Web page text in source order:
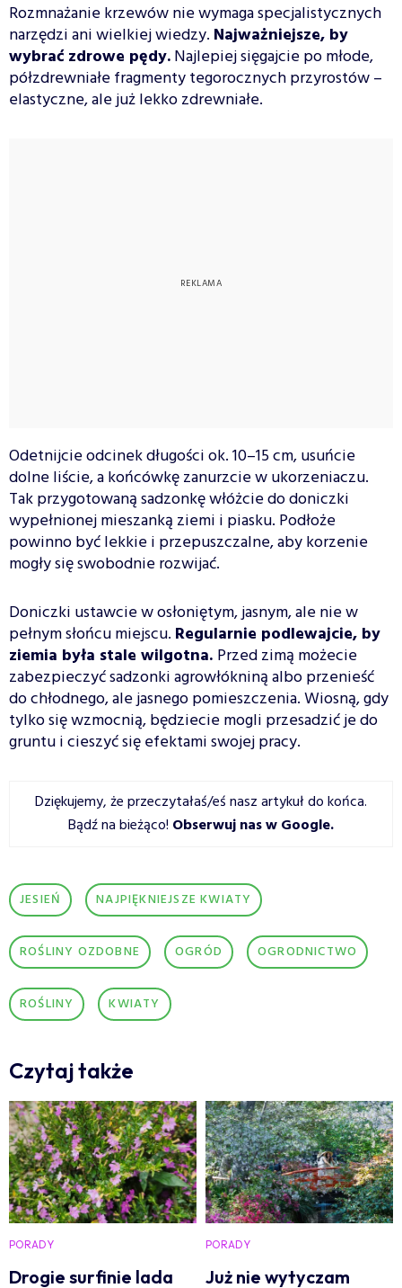
Rozmnażanie krzewów nie wymaga specjalistycznych
narzędzi ani wielkiej wiedzy. Najważniejsze, by
wybrać zdrowe pędy.Najlepiej sięgajcie po młode,
półzdrewniałe fragmenty tegorocznych przyrostów –
elastyczne, ale już lekko zdrewniałe.
Odetnijcie odcinek długości ok. 10–15 cm, usuńcie
dolne liście, a końcówkę zanurzcie w ukorzeniaczu.
Tak przygotowaną sadzonkę włóżcie do doniczki
wypełnionej mieszanką ziemi i piasku. Podłoże
powinno być lekkie i przepuszczalne, aby korzenie
mogły się swobodnie rozwijać.
Doniczki ustawcie w osłoniętym, jasnym, ale nie w
pełnym słońcu miejscu. Regularnie podlewajcie, by
ziemia była stale wilgotna. Przed zimą możecie
zabezpieczyć sadzonki agrowłókniną albo przenieść
do chłodnego, ale jasnego pomieszczenia. Wiosną, gdy
tylko się wzmocnią, będziecie mogli przesadzić je do
gruntu i cieszyć się efektami swojej pracy.
Dziękujemy, że przeczytałaś/eś nasz artykuł do końca.
Bądź na bieżąco! Obserwuj nas w Google.
JESIEŃ NAJPIĘKNIEJSZE KWIATY
ROŚLINY OZDOBNE OGRÓD OGRODNICTWO
ROŚLINY KWIATY
Czytaj także
PORADY
Drogie surfinie lada
PORADY
Już nie wytyczam